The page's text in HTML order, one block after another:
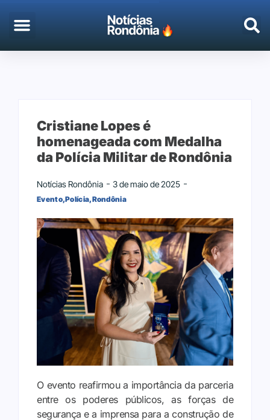
Cristiane Lopes é
homenageada com Medalha
da Polícia Militar de Rondônia
Notícias Rondônia 3 de maio de 2025
Evento,Polícia,Rondônia
O evento reafirmou a importância da parceria
entre os poderes públicos, as forças de
segurança e a imprensa para a construção de